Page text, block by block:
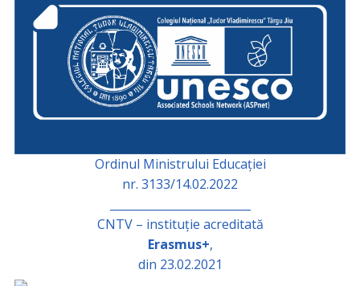
Ordinul Ministrului Educației
nr. 3133/14.02.2022
CNTV – instituție acreditată
Erasmus+,
din 23.02.2021